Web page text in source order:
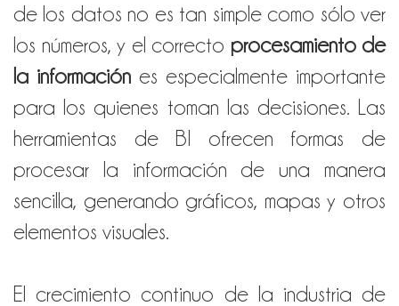
de los datos no es tan simple como sólo ver
los números, y el correcto procesamiento de
la información es especialmente importante
para los quienes toman las decisiones. Las
herramientas de BI ofrecen formas de
procesar la información de una manera
sencilla, generando gráficos, mapas y otros
elementos visuales.
El crecimiento continuo de la industria de